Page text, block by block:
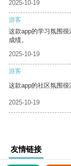
2025-10-19
游客
这款app的学习氛围
成绩。
2025-10-19
游客
这款app的社区氛围很
2025-10-19
友情链接